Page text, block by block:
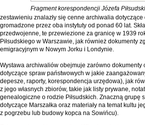
Fragment korespondencji Józefa
zestawieniu znalazły się cenne archiwalia dotyczące
gromadzone przez oba instytuty od ponad 60 lat.
przedwojenne, te przewiezione za granicę w 1939
Piłsudskiego w Warszawie, jak również dokumenty
emigracyjnym w Nowym Jorku i Londynie.
Wystawa archiwaliów obejmuje zarówno dokumenty
dotyczące spraw państwowych w jakie
depesze, raporty, korespondencja urzędowa), jak
z jego własnych zbiorów, takie jak listy prywane,
genealogiczne o rodzie Piłsudskich. Znaczną grupę
dotyczące Marszałka oraz materiały na temat kultu
z pogrzebu lub budowy kopca na Sowińcu).